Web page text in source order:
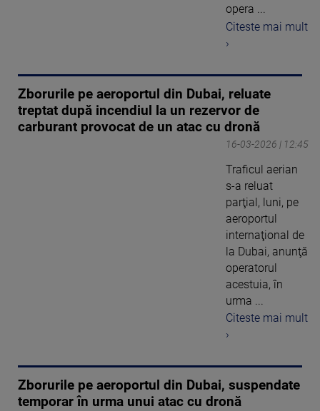
opera ...
Citeste mai mult
›
Zborurile pe aeroportul din Dubai, reluate
treptat după incendiul la un rezervor de
carburant provocat de un atac cu dronă
16-03-2026 | 12:45
Traficul aerian
s-a reluat
parţial, luni, pe
aeroportul
internaţional de
la Dubai, anunţă
operatorul
acestuia, în
urma ...
Citeste mai mult
›
Zborurile pe aeroportul din Dubai, suspendate
temporar în urma unui atac cu dronă